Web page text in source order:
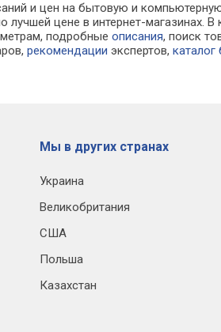
и цен на бытовую и
лучшей цене в интернет-
подробныеописания, поиск
рекомендации экспертов,каталог
Мы в других странах
Украина
Великобритания
США
Польша
Казахстан